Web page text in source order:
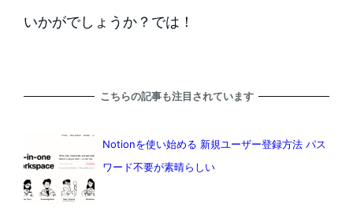
いかがでしょうか？では！
こちらの記事も注目されています
Notionを使い始める 新規ユーザー登録方法 パス
ワード不要が素晴らしい